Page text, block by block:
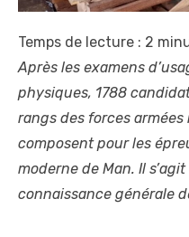
Temps de lecture : 2
Après les examens
physiques, 1788
rangs des forces armées
composent pour les
moderne de Man. Il
connaissance générale